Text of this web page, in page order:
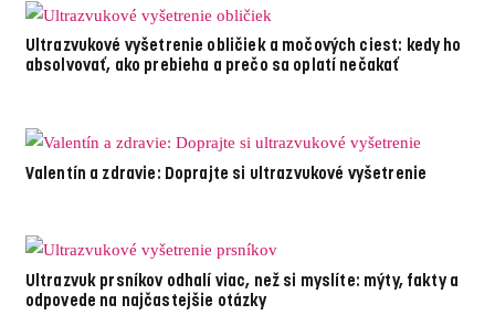
Ultrazvukové vyšetrenie obličiek a močových ciest: kedy ho
absolvovať, ako prebieha a prečo sa oplatí nečakať
Valentín a zdravie: Doprajte si ultrazvukové vyšetrenie
Ultrazvuk prsníkov odhalí viac, než si myslíte: mýty, fakty a
odpovede na najčastejšie otázky